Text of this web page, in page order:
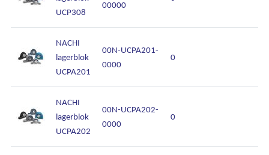
UCP308
00000
NACHI
lagerblok
UCPA201
00N-UCPA201-
0000
0
NACHI
lagerblok
UCPA202
00N-UCPA202-
0000
0